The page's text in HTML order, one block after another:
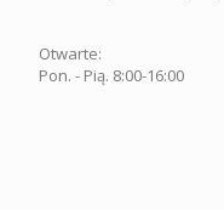
Otwarte:
Pon. - Pią. 8:00-16:00